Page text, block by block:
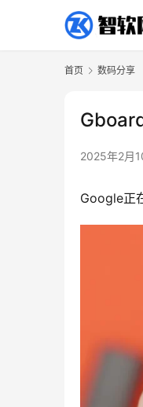
首页 数码分享
2025年2月
Google正